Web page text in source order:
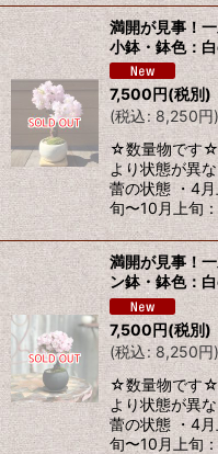
満開が見事！
小鉢・鉢色：
7,500円(税別)
(税込: 8,250円)
☆数量物です☆
より状態が異
蕾の状態 ・4
旬〜10月上旬
満開が見事！
ン鉢・鉢色：
7,500円(税別)
(税込: 8,250円)
☆数量物です☆
より状態が異
蕾の状態 ・4
旬〜10月上旬